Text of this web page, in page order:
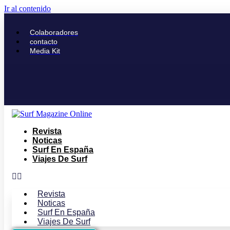
Ir al contenido
Colaboradores
contacto
Media Kit
Revista
Noticas
Surf En España
Viajes De Surf
Revista
Noticas
Surf En España
Viajes De Surf